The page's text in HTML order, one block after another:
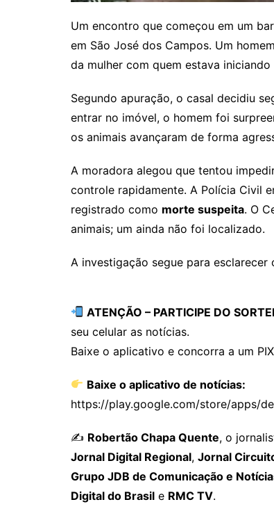
Um encontro que começou em um
em São José dos Campos. Um
da mulher com quem estava
Segundo apuração, o casal decidiu
entrar no imóvel, o homem foi
os animais avançaram de forma
A moradora alegou que tentou
controle rapidamente. A Polícia Civil
registrado como morte suspeita. O
animais; um ainda não foi localizado.
A investigação segue para
ATENÇÃO – PARTICIPE DO
seu celular as notícias.
Baixe o aplicativo e concorra a um
Baixe o aplicativo de notícias:
https://play.google.com/store/apps/
✍️ Robertão Chapa Quente, o
Jornal Digital Regional, Jornal
Grupo JDB de Comunicação e
Digital do Brasil e RMC TV.